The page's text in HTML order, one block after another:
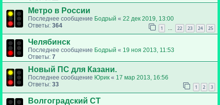
Метро в России
Последнее сообщение Бодрый « 22 дек 2019, 13:00
Ответы: 364 1 … 22 23 24 25
Челябинск
Последнее сообщение Бодрый « 19 ноя 2013, 11:53
Ответы: 7
Новый ПС для Казани.
Последнее сообщение Юрик « 17 мар 2013, 16:56
Ответы: 33 1 2 3
Волгоградский СТ